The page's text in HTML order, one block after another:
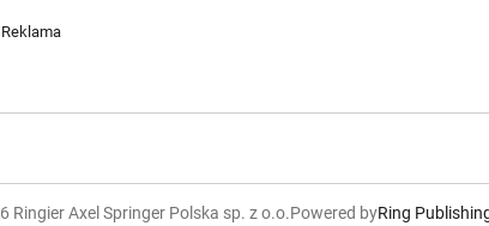
Reklama
Ringier Axel Springer Polska sp. z o.o.Powered byRing